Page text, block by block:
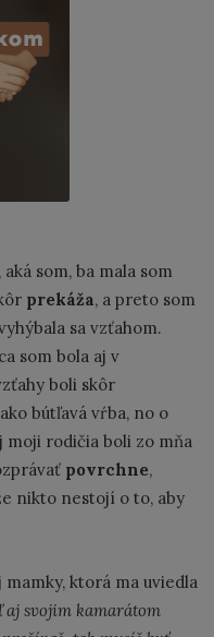
som, ba mala som
prekáža, a preto som
sa vzťahom.
som bola aj v
boli skôr
bútľavá vŕba, no o
rodičia boli zo mňa
povrchne,
nikto nestojí o to, aby
ktorá ma uviedla
aj svojim kamarátom